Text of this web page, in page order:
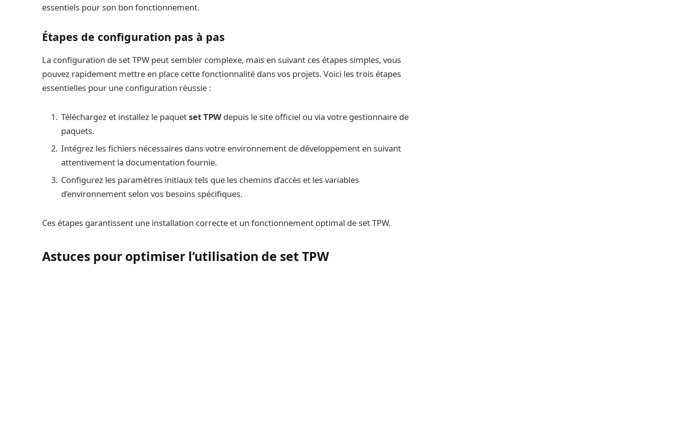
essentiels pour son bon fonctionnement.
Étapes de configuration pas à pas
La configuration de set TPW peut sembler complexe, mais en suivant ces étapes simples, vous
pouvez rapidement mettre en place cette fonctionnalité dans vos projets. Voici les trois étapes
essentielles pour une configuration réussie :
Téléchargez et installez le paquetset TPW depuis le site officiel ou via votre gestionnaire de
paquets.
Intégrez les fichiers nécessaires dans votre environnement de développement en suivant
attentivement la documentation fournie.
Configurez les paramètres initiaux tels que les chemins d’accès et les variables
d’environnement selon vos besoins spécifiques.
Ces étapes garantissent une installation correcte et un fonctionnement optimal de set TPW.
Astuces pour optimiser l’utilisation de set TPW